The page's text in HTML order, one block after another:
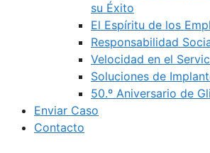
su Éxito
El Espíritu de los
Responsabilidad
Velocidad en el
Soluciones de
50.º Aniversario de
Enviar Caso
Contacto